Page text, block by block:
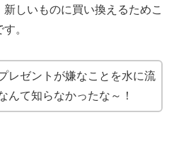
しいものに買い換えるためこ
。
レゼントが嫌なことを水に流
んて知らなかったな～！